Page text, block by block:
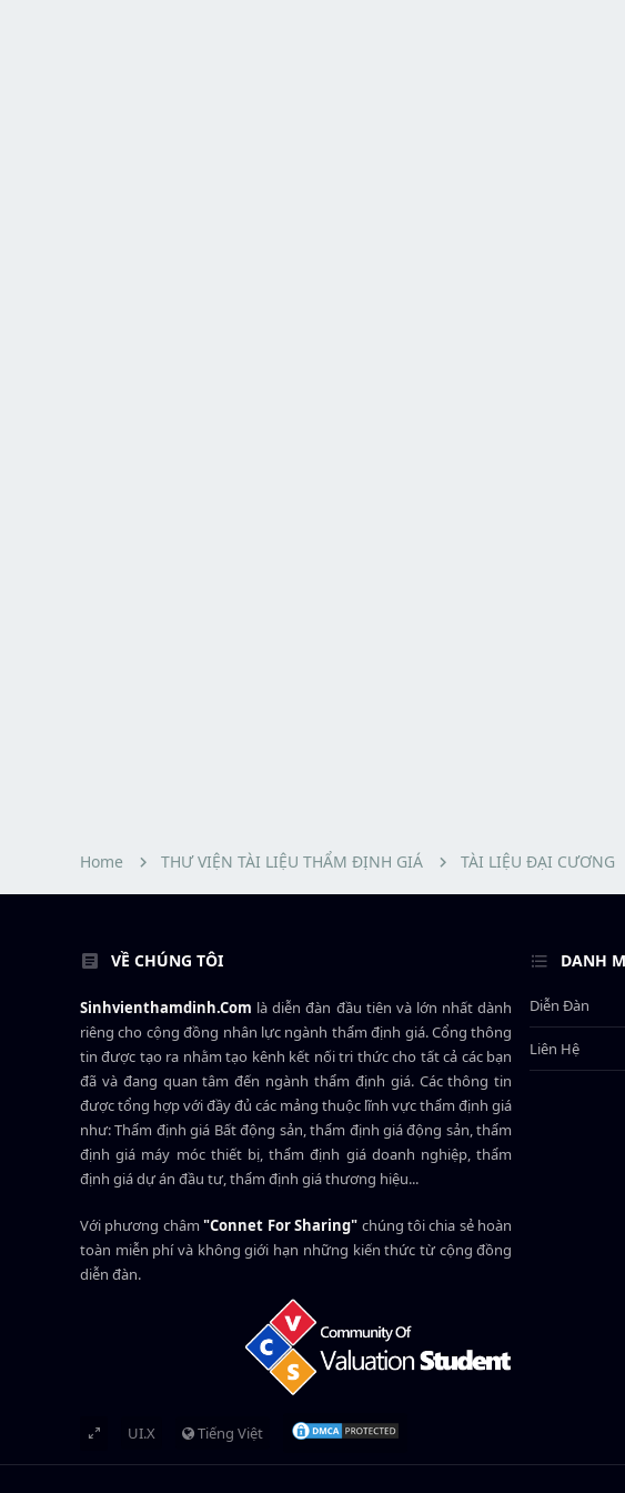
Home THƯ VIỆN TÀI LIỆU THẨM ĐỊNH GIÁ TÀI LIỆU ĐẠI CƯƠNG
VỀ CHÚNG TÔI
Sinhvienthamdinh.Com là diễn đàn đầu tiên và lớn nhất dành
riêng cho cộng đồng nhân lực ngành thẩm định giá. Cổng thông
tin được tạo ra nhằm tạo kênh kết nối tri thức cho tất cả các bạn
đã và đang quan tâm đến ngành thẩm định giá. Các thông tin
được tổng hợp với đầy đủ các mảng thuộc lĩnh vực thẩm định giá
như: Thẩm định giá Bất động sản, thẩm định giá động sản, thẩm
định giá máy móc thiết bị, thẩm định giá doanh nghiệp, thẩm
định giá dự án đầu tư, thẩm định giá thương hiệu...
Với phương châm"Connet For Sharing" chúng tôi chia sẻ hoàn
toàn miễn phí và không giới hạn những kiến thức từ cộng đồng
diễn đàn.
DANH
Diễn Đàn
Liên Hệ
UI.X Tiếng Việt